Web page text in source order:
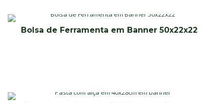
Bolsa de Ferramenta em Banner 50x22x22